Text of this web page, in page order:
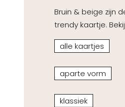
Bruin & beige zijn
trendy kaartje.
alle kaartjes
aparte vorm
klassiek